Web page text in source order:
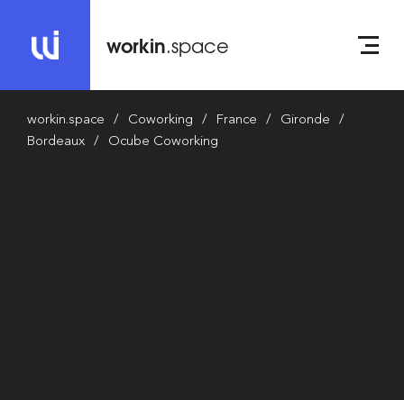
workin.space
workin.space Coworking France
Gironde
Bordeaux
Ocube Coworking